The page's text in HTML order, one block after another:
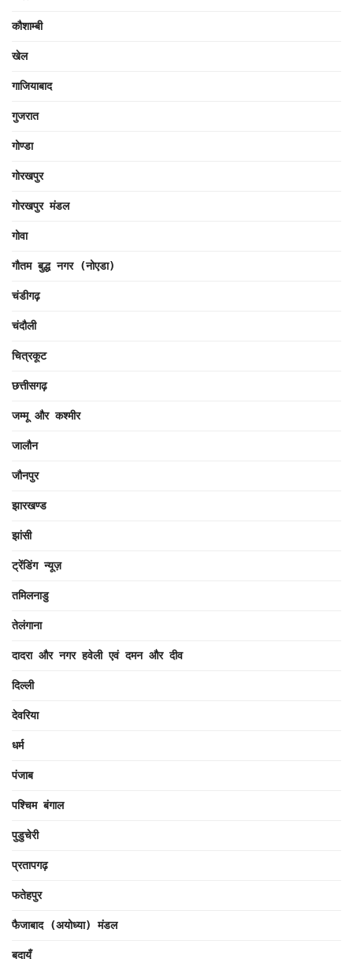
कौशाम्बी
खेल
गाजियाबाद
गुजरात
गोण्डा
गोरखपुर
गोरखपुर मंडल
गोवा
गौतम बुद्ध नगर (नोएडा)
चंडीगढ़
चंदौली
चित्रकूट
छत्तीसगढ़
जम्मू और कश्मीर
जालौन
जौनपुर
झारखण्ड
झांसी
ट्रेंडिंग न्यूज़
तमिलनाडु
तेलंगाना
दादरा और नगर हवेली एवं दमन और दीव
दिल्ली
देवरिया
धर्म
पंजाब
पश्चिम बंगाल
पुडुचेरी
प्रतापगढ़
फतेहपुर
फैजाबाद (अयोध्या) मंडल
बदायूँ